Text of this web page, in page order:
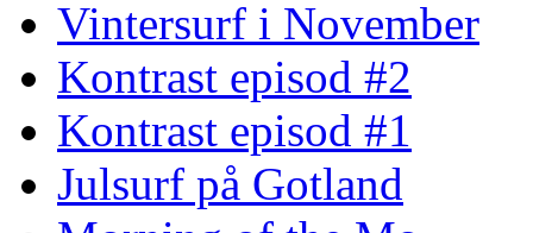
Vintersurf i November
Kontrast episod #2
Kontrast episod #1
Julsurf på Gotland